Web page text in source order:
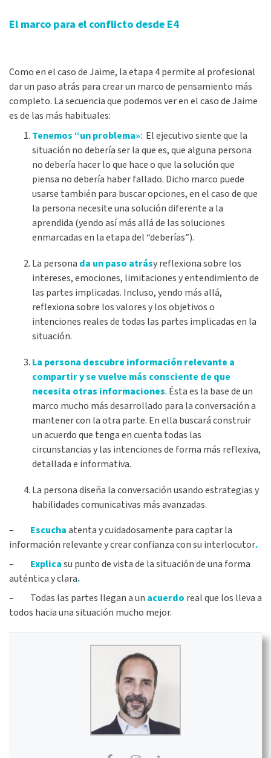
El marco para el conflicto desde E4
Como en el caso de Jaime, la etapa 4 permite al profesional
dar un paso atrás para crear un marco de pensamiento más
completo. La secuencia que podemos ver en el caso de Jaime
es de las más habituales:
Tenemos “un problema»: El ejecutivo siente que la
situación no debería ser la que es, que alguna persona
no debería hacer lo que hace o que la solución que
piensa no debería haber fallado. Dicho marco puede
usarse también para buscar opciones, en el caso de que
la persona necesite una solución diferente a la
aprendida (yendo así más allá de las soluciones
enmarcadas en la etapa del “deberías”).
La persona da un paso atrásy reflexiona sobre los
intereses, emociones, limitaciones y entendimiento de
las partes implicadas. Incluso, yendo más allá,
reflexiona sobre los valores y los objetivos o
intenciones reales de todas las partes implicadas en la
situación.
La persona descubre información relevante a
compartir y se vuelve más consciente de que
necesita otras informaciones. Ésta es la base de un
marco mucho más desarrollado para la conversación a
mantener con la otra parte. En ella buscará construir
un acuerdo que tenga en cuenta todas las
circunstancias y las intenciones de forma más reflexiva,
detallada e informativa.
La persona diseña la conversación usando estrategias y
habilidades comunicativas más avanzadas.
– Escuchaatenta y cuidadosamente para captar la
información relevante y crear confianza con su interlocutor.
– Explicasu punto de vista de la situación de una forma
auténtica y clara.
– Todas las partes llegan a un acuerdo real que los lleva a
todos hacia una situación mucho mejor.